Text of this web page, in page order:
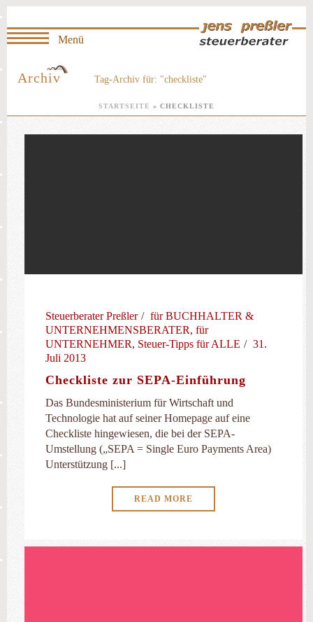
Archiv Tag-Archiv für: "checkliste"
STARTSEITE » CHECKLISTE
Steuerberater Preßler
für BUCHHALTER &
UNTERNEHMENSBERATER, für
UNTERNEHMER, Steuer-Tipps für ALLE
31.
Juli 2013
Checkliste zur SEPA-Einführung
Das Bundesministerium für Wirtschaft und
Technologie hat auf seiner Homepage auf eine
Checkliste hingewiesen, die bei der SEPA-
Umstellung („SEPA = Single Euro Payments Area)
Unterstützung [...]
READ MORE